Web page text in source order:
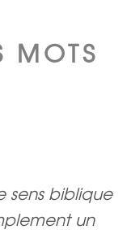
MOTS
sens biblique
un